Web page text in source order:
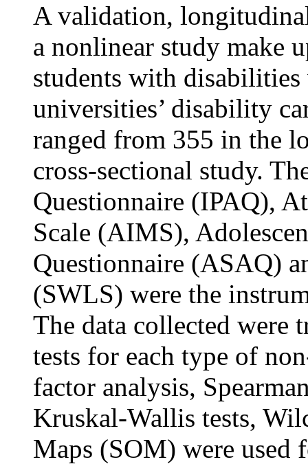
A validation,
a nonlinear study make
students with
universities’ disability
ranged from 355 in the
cross-sectional study.
Questionnaire (IPAQ),
Scale (AIMS),
Questionnaire (ASAQ)
(SWLS) were the
The data collected were
tests for each type of
factor analysis,
Kruskal-Wallis tests,
Maps (SOM) were used